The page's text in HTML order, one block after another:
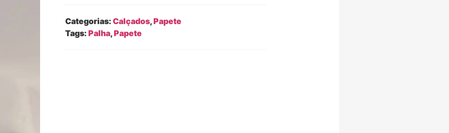
Categorias: Calçados,Papete
Tags: Palha,Papete